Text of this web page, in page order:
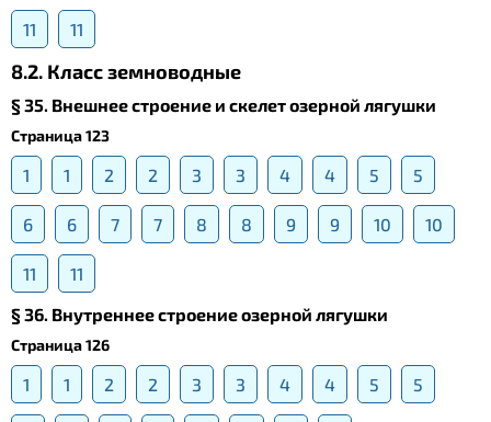
11 11
8.2. Класс земноводные
§ 35. Внешнее строение и скелет озерной лягушки
Страница 123
1 1 2 2 3 3 4 4 5 5
6 6 7 7 8 8 9 9 10 10
11
11
§ 36. Внутреннее строение озерной лягушки
Страница 126
1 1 2 2 3 3 4 4 5 5